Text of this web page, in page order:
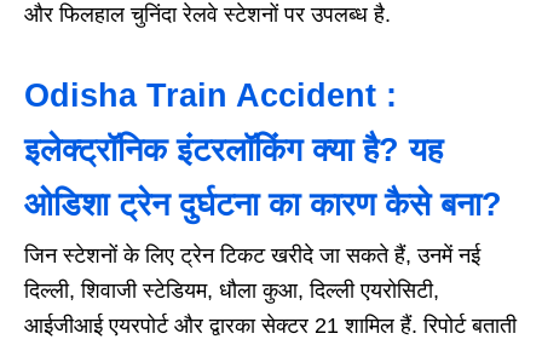
और फिलहाल चुनिंदा रेलवे स्टेशनों पर उपलब्ध है.
Odisha Train Accident :
इलेक्ट्रॉनिक इंटरलॉकिंग क्या है? यह
ओडिशा ट्रेन दुर्घटना का कारण कैसे बना?
जिन स्टेशनों के लिए ट्रेन टिकट खरीदे जा सकते हैं, उनमें नई
दिल्ली, शिवाजी स्टेडियम, धौला कुआ, दिल्ली एयरोसिटी,
आईजीआई एयरपोर्ट और द्वारका सेक्टर 21 शामिल हैं. रिपोर्ट बताती